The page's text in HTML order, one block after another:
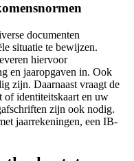
documenten
situatie te bewijzen.
hiervoor
en jaaropgaven in. Ook
zijn. Daarnaast vraagt de
of identiteitskaart en uw
zijn ook nodig.
jaarrekeningen, een IB-